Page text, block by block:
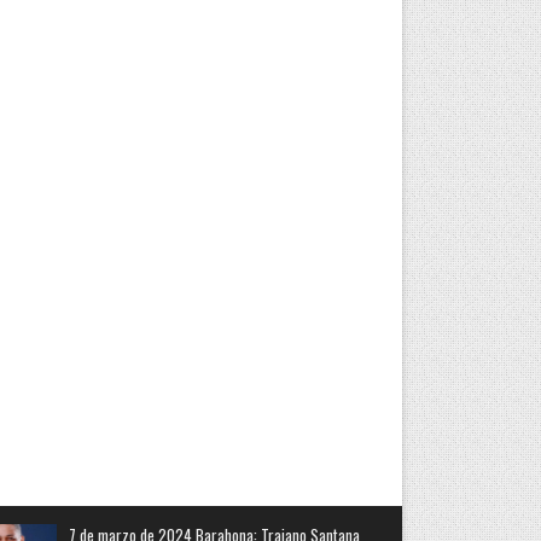
7 de marzo de 2024 Barahona: Trajano Santana